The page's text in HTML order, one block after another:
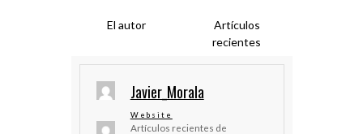
El autor
Artículos
recientes
Javier_Morala
Website
Artículos recientes de